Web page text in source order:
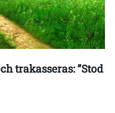
trakasseras: ”Stod